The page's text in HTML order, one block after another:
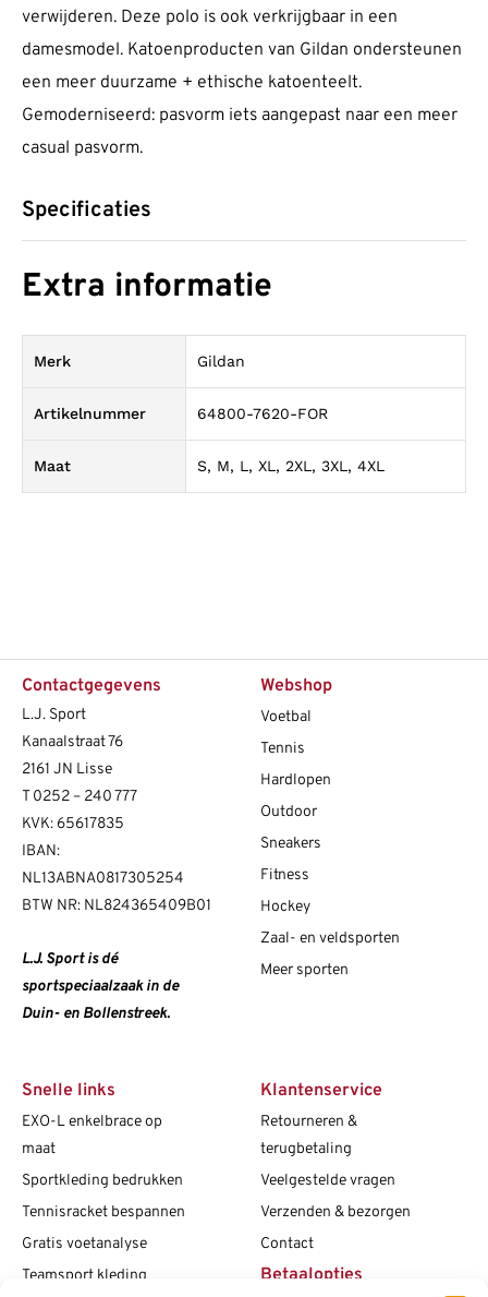
verwijderen. Deze polo is ook verkrijgbaar in een
damesmodel. Katoenproducten van Gildan ondersteunen
een meer duurzame + ethische katoenteelt.
Gemoderniseerd: pasvorm iets aangepast naar een meer
casual pasvorm.
Specificaties
Extra informatie
Merk Gildan
Artikelnummer 64800-7620-FOR
Maat S, M, L, XL, 2XL, 3XL, 4XL
Contactgegevens
L.J. Sport
Kanaalstraat 76
2161 JN Lisse
T 0252 – 240 777
KVK: 65617835
IBAN:
NL13ABNA0817305254
BTW NR: NL824365409B01
L.J. Sport is dé
sportspeciaalzaak in de
Duin- en Bollenstreek.
Webshop
Voetbal
Tennis
Hardlopen
Outdoor
Sneakers
Fitness
Hockey
Zaal- en veldsporten
Meer sporten
Snelle links
EXO-L enkelbrace op
maat
Sportkleding bedrukken
Tennisracket bespannen
Gratis voetanalyse
Teamsport kleding
Klantenservice
Retourneren &
terugbetaling
Veelgestelde vragen
Verzenden & bezorgen
Contact
Betaalopties